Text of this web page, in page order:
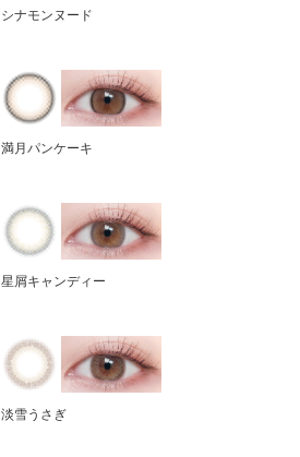
シナモンヌード
満月パンケーキ
星屑キャンディー
淡雪うさぎ